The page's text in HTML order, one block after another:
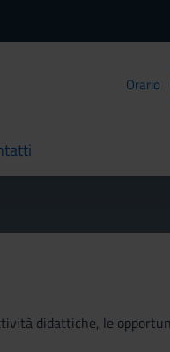
Orario
didattiche, le